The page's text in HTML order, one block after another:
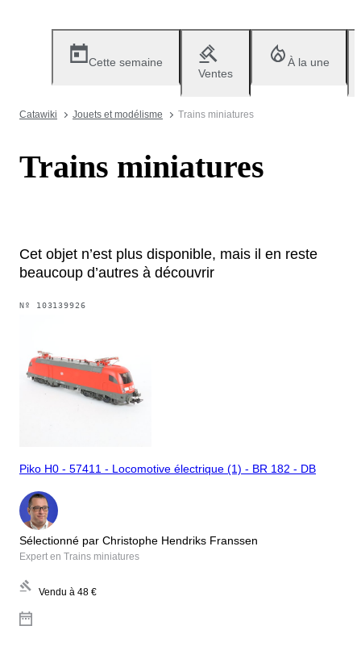
Cette semaine
Ventes
À la une
Catawiki Jouets et modélisme Trains miniatures
Trains miniatures
Cet objet n’est plus disponible, mais il en reste
beaucoup d’autres à découvrir
Nº 103139926
Piko H0 - 57411 - Locomotive électrique (1) - BR 182 - DB
Sélectionné par Christophe Hendriks Franssen
Expert en Trains miniatures
Vendu à 48 €